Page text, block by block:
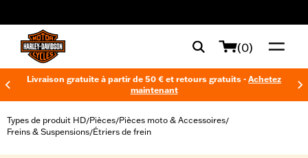
(0)
Livraison gratuite à partir de 50 € et retours gratuits - Achetez
maintenant
Types de produit HD/Pièces/Pièces moto & Accessoires/
Freins & Suspensions/Étriers de frein